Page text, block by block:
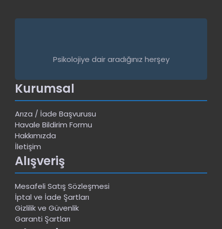
Psikolojiye dair aradığınız herşey
Kurumsal
Arıza / İade Başvurusu
Havale Bildirim Formu
Hakkımızda
İletişim
Alışveriş
Mesafeli Satış Sözleşmesi
İptal ve İade Şartları
Gizlilik ve Güvenlik
Garanti Şartları